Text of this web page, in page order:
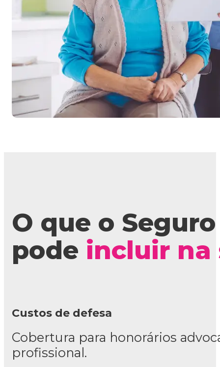
O que o
pode incluir na
Custos de defesa
Cobertura para honorários
profissional.